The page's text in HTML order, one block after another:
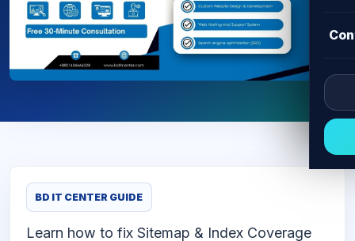
BD IT CENTER GUIDE
Learn how to fix Sitemap & Index Coverage